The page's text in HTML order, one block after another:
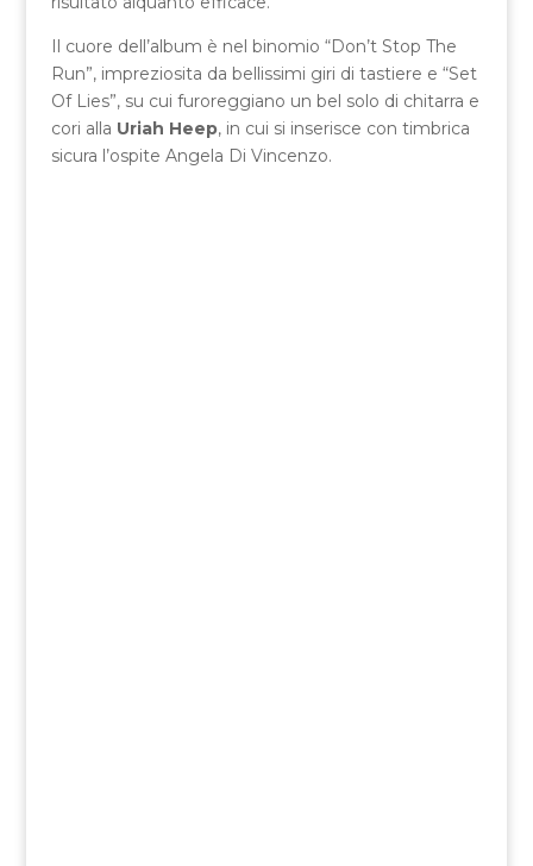
Il cuore dell’album è nel binomio “Don’t Stop The
Run”, impreziosita da bellissimi giri di tastiere e “Set
Of Lies”, su cui furoreggiano un bel solo di chitarra e
cori alla Uriah Heep, in cui si inserisce con timbrica
sicura l’ospite Angela Di Vincenzo.